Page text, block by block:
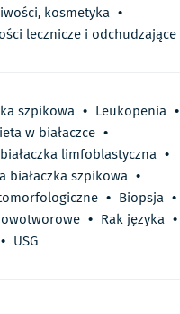
kosmetyka •
lecznicze i odchudzające
szpikowa • Leukopenia •
w białaczce •
limfoblastyczna •
białaczka szpikowa •
• Biopsja •
• Rak języka •
• USG